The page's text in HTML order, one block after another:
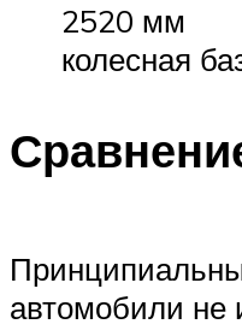
2520 мм
колесная
автомобили не